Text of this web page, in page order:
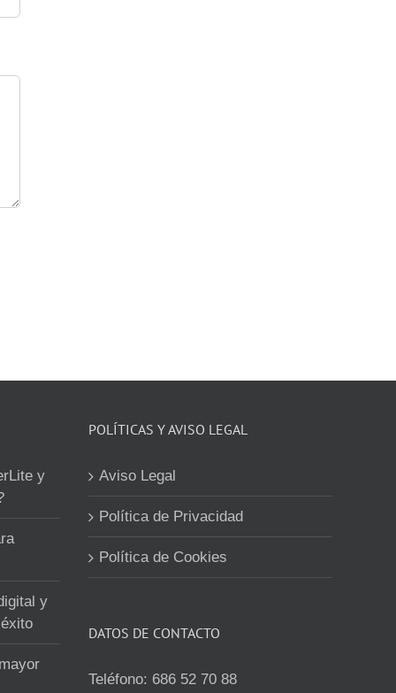
y
y
POLÍTICAS Y AVISO LEGAL
Aviso Legal
Política de Privacidad
Política de Cookies
DATOS DE CONTACTO
Teléfono: 686 52 70 88